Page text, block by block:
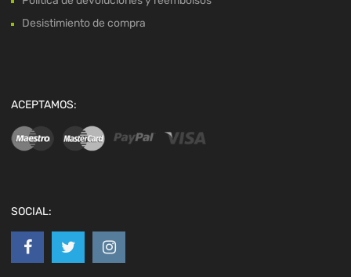
Desistimiento de compra
ACEPTAMOS:
SOCIAL: